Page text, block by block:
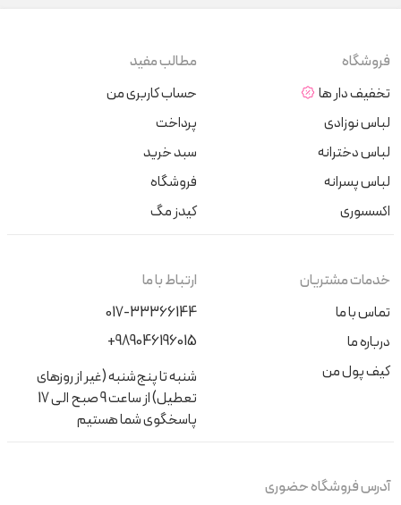
فروشگاه
تخفیف دار ها
لباس نوزادی
لباس دخترانه
لباس پسرانه
اکسسوری
مطالب مفید
حساب کاربری من
پرداخت
سبد خرید
فروشگاه
کیدز مگ
خدمات مشتریان
تماس با ما
درباره ما
کیف پول من
ارتباط با ما
017-33366144
+989046196015
شنبه تا پنج‌شنبه (غیر از روزهای
تعطیل) از ساعت 9 صبح الی 17
پاسخگوی شما هستیم
آدرس فروشگاه حضوری